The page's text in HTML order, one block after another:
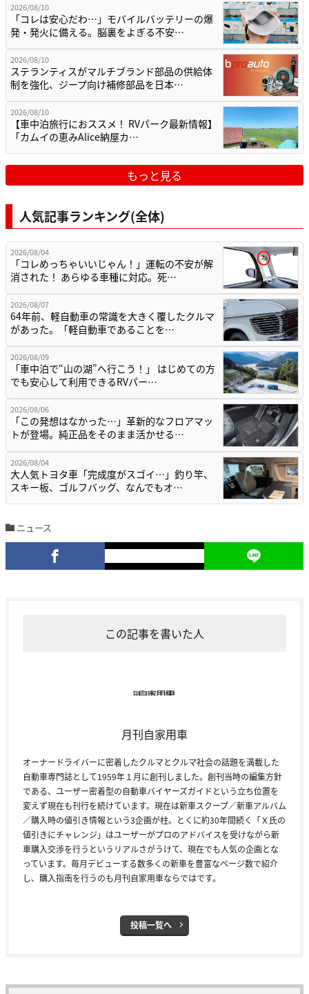
2026/08/10
「コレは安心だわ…」モバイルバッテリーの爆
発・発火に備える。脳裏をよぎる不安…
2026/08/10
ステランティスがマルチブランド部品の供給体
制を強化、ジープ向け補修部品を日本…
2026/08/10
【車中泊旅行におススメ！ RVパーク最新情報】
「カムイの恵みAlice納屋カ…
もっと見る
人気記事ランキング(全体)
2026/08/04
「コレめっちゃいいじゃん！」運転の不安が解
消された！ あらゆる車種に対応。死…
2026/08/07
64年前、軽自動車の常識を大きく覆したクルマ
があった。「軽自動車であることを…
2026/08/09
「車中泊で“山の湖”へ行こう！」 はじめての方
でも安心して利用できるRVパー…
2026/08/06
「この発想はなかった…」革新的なフロアマッ
トが登場。純正品をそのまま活かせる…
2026/08/04
大人気トヨタ車「完成度がスゴイ…」釣り竿、
スキー板、ゴルフバッグ、なんでもオ…
ニュース
この記事を書いた人
月刊自家用車
オーナードライバーに密着したクルマとクルマ社会の話題を満載した
自動車専門誌として1959年１月に創刊しました。創刊当時の編集方針
である、ユーザー密着型の自動車バイヤーズガイドという立ち位置を
変えず現在も刊行を続けています。現在は新車スクープ／新車アルバム
／購入時の値引き情報という3企画が柱。とくに約30年間続く「Ｘ氏の
値引きにチャレンジ」はユーザーがプロのアドバイスを受けながら新
車購入交渉を行うというリアルさがうけて、現在でも人気の企画とな
っています。毎月デビューする数多くの新車を豊富なページ数で紹介
し、購入指南を行うのも月刊自家用車ならではです。
投稿一覧へ